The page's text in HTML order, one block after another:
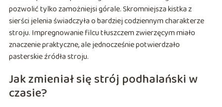
pozwolić tylko zamożniejsi górale. Skromniejsza kistka z
sierści jelenia świadczyła o bardziej codziennym charakterze
stroju. Impregnowanie filcu tłuszczem zwierzęcym miało
znaczenie praktyczne, ale jednocześnie potwierdzało
pasterskie źródła stroju.
Jak zmieniał się strój podhalański w
czasie?